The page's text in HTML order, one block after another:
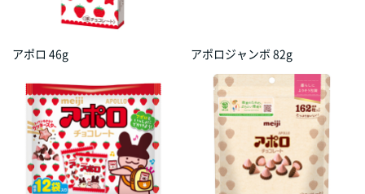
アポロ 46g アポロジャンボ 82g